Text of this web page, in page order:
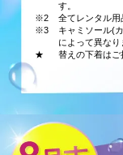
す。
※2
全てレンタル用
※3
キャミソール(
によって異なり
★
替えの下着はご